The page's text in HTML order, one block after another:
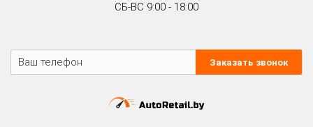
СБ-ВС 9:00 - 18:00
Заказать звонок